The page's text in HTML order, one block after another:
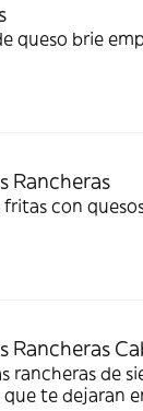
queso brie
Rancheras
con
Rancheras
rancheras de
te dejaran